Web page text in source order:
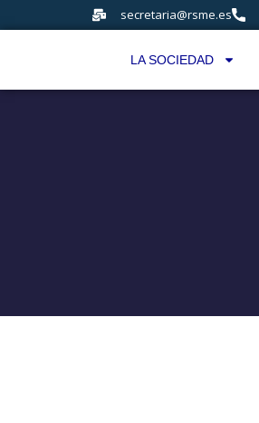
secretaria@rsme.es
LA SOCIEDAD